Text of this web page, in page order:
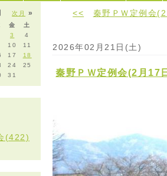
次月 »
金
土
3
4
10
11
17
18
24
25
31
(422)
<< 秦野ＰＷ定例会
2026年02月21日(土)
秦野ＰＷ定例会(2月17